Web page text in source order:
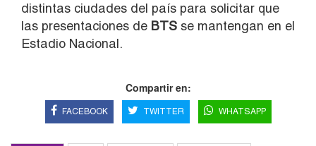
distintas ciudades del país para solicitar que
las presentaciones de BTS se mantengan en el
Estadio Nacional.
Compartir en:
FACEBOOK TWITTER WHATSAPP